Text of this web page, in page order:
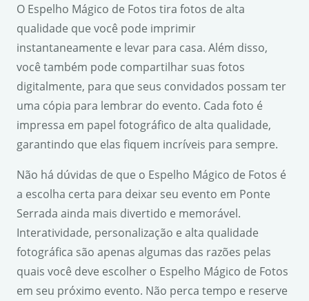
O Espelho Mágico de Fotos tira fotos de alta
qualidade que você pode imprimir
instantaneamente e levar para casa. Além disso,
você também pode compartilhar suas fotos
digitalmente, para que seus convidados possam ter
uma cópia para lembrar do evento. Cada foto é
impressa em papel fotográfico de alta qualidade,
garantindo que elas fiquem incríveis para sempre.
Não há dúvidas de que o Espelho Mágico de Fotos é
a escolha certa para deixar seu evento em Ponte
Serrada ainda mais divertido e memorável.
Interatividade, personalização e alta qualidade
fotográfica são apenas algumas das razões pelas
quais você deve escolher o Espelho Mágico de Fotos
em seu próximo evento. Não perca tempo e reserve